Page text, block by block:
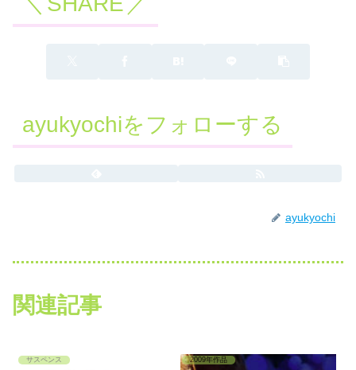
ayukyochiをフォローする
ayukyochi
関連記事
サスペンス 2009年作品